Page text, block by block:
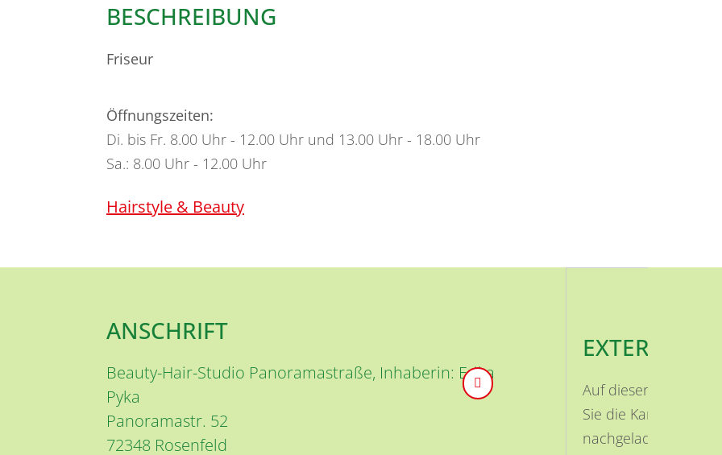
BESCHREIBUNG
Friseur
Öffnungszeiten:
Di. bis Fr. 8.00 Uhr - 12.00 Uhr und 13.00 Uhr - 18.00 Uhr
Sa.: 8.00 Uhr - 12.00 Uhr
Hairstyle & Beauty
ANSCHRIFT
Beauty-Hair-Studio Panoramastraße, Inhaberin: Erika
Pyka
Panoramastr. 52
72348 Rosenfeld
EXTERNE
Auf dieser Seite ist
Sie die Karte
nachgeladen.